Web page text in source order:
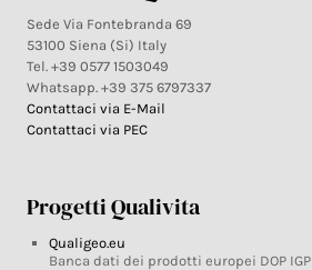
Sede Via Fontebranda 69
53100 Siena (Si) Italy
Tel. +39 0577 1503049
Whatsapp. +39 375 6797337
Contattaci via E-Mail
Contattaci via PEC
Progetti Qualivita
Qualigeo.eu
Banca dati dei prodotti europei DOP IGP